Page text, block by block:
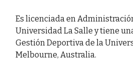
Es licenciada en
Universidad La Salle y tiene
Gestión Deportiva de la
Melbourne, Australia.